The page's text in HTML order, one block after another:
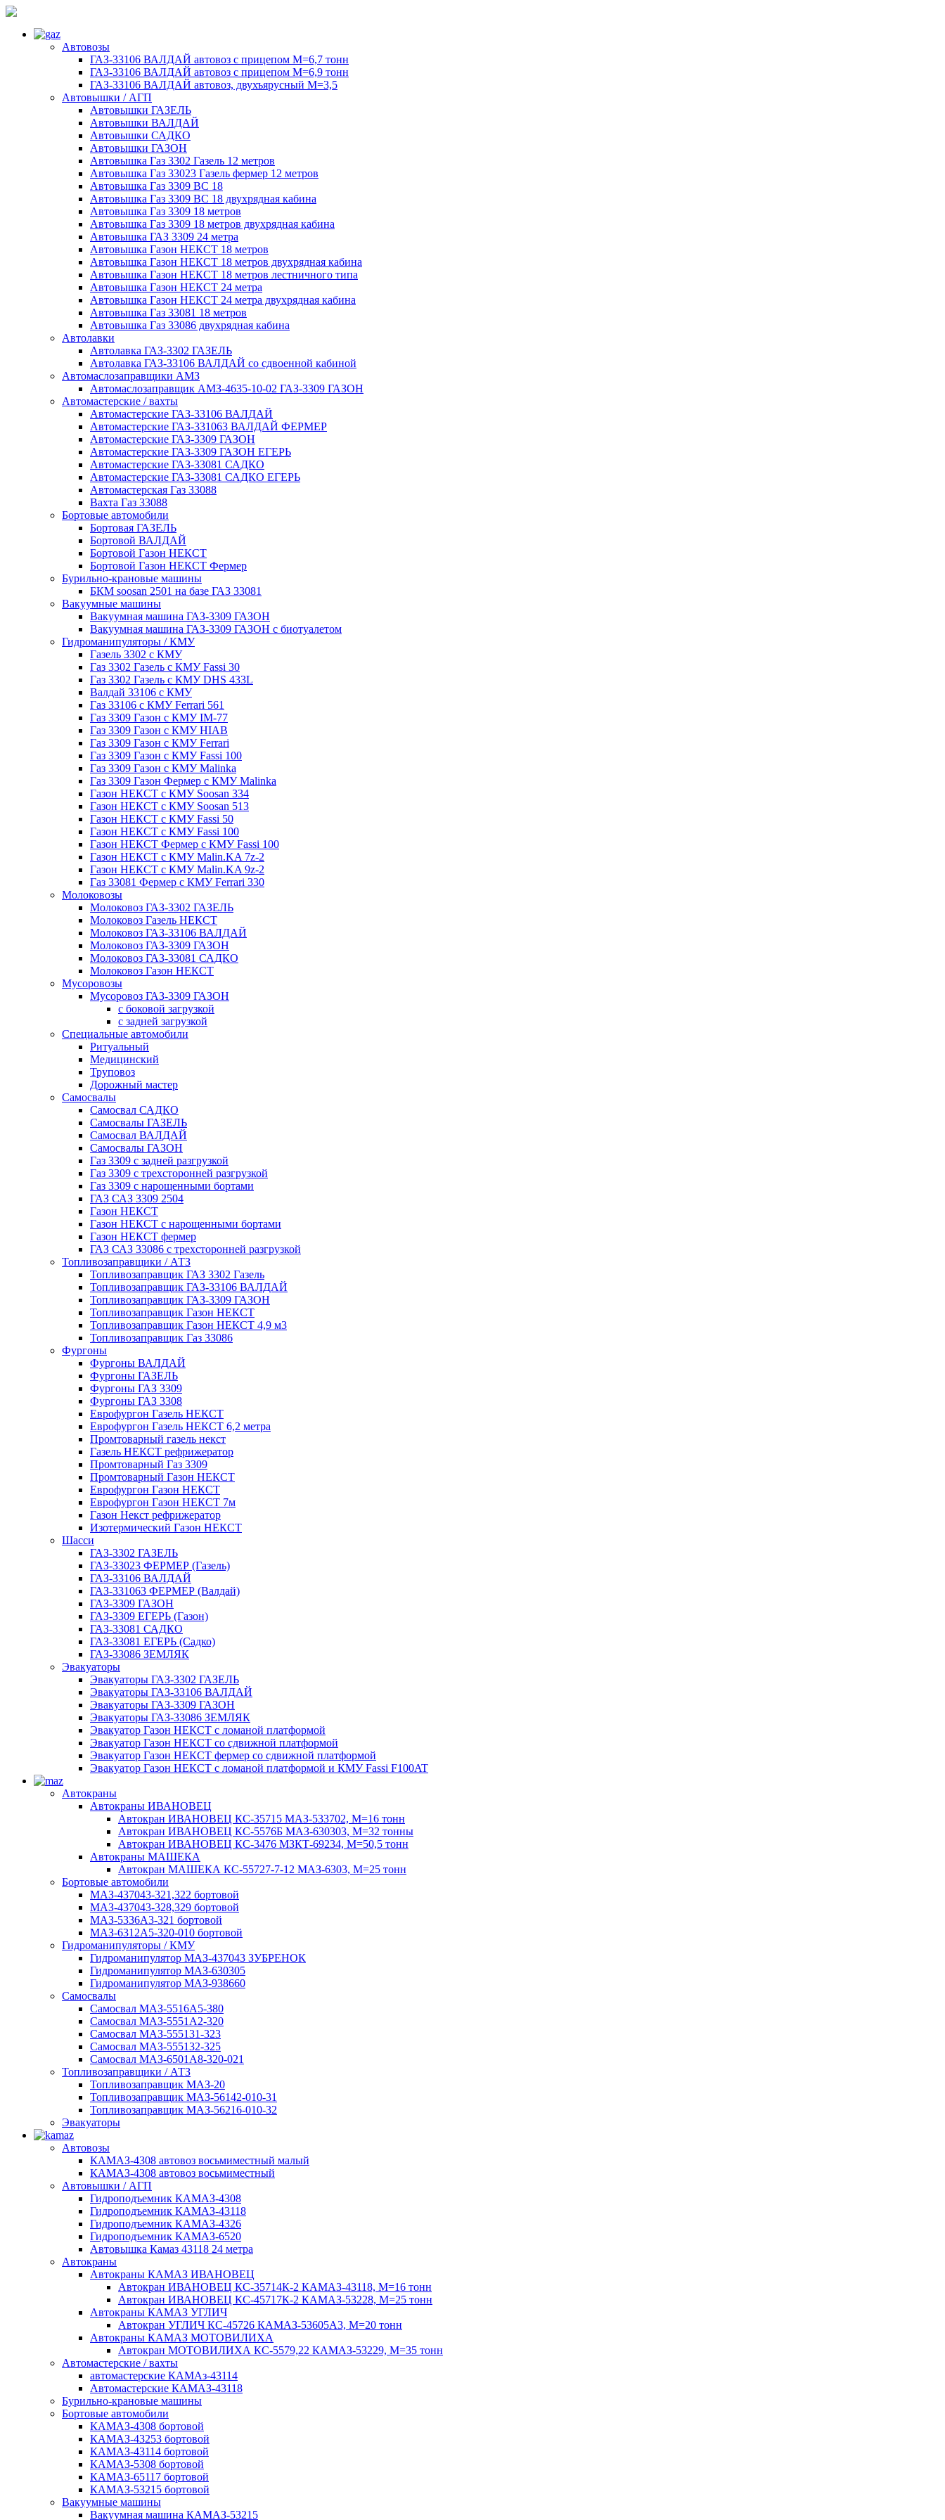
Автовозы
ГАЗ-33106 ВАЛДАЙ автовоз с прицепом М=6,7 тонн
ГАЗ-33106 ВАЛДАЙ автовоз с прицепом М=6,9 тонн
ГАЗ-33106 ВАЛДАЙ автовоз, двухъярусный М=3,5
Автовышки / АГП
Автовышки ГАЗЕЛЬ
Автовышки ВАЛДАЙ
Автовышки САДКО
Автовышки ГАЗОН
Автовышка Газ 3302 Газель 12 метров
Автовышка Газ 33023 Газель фермер 12 метров
Автовышка Газ 3309 ВС 18
Автовышка Газ 3309 ВС 18 двухрядная кабина
Автовышка Газ 3309 18 метров
Автовышка Газ 3309 18 метров двухрядная кабина
Автовышка ГАЗ 3309 24 метра
Автовышка Газон НЕКСТ 18 метров
Автовышка Газон НЕКСТ 18 метров двухрядная кабина
Автовышка Газон НЕКСТ 18 метров лестничного типа
Автовышка Газон НЕКСТ 24 метра
Автовышка Газон НЕКСТ 24 метра двухрядная кабина
Автовышка Газ 33081 18 метров
Автовышка Газ 33086 двухрядная кабина
Автолавки
Автолавка ГАЗ-3302 ГАЗЕЛЬ
Автолавка ГАЗ-33106 ВАЛДАЙ со сдвоенной кабиной
Автомаслозаправщики АМЗ
Автомаслозаправщик АМЗ-4635-10-02 ГАЗ-3309 ГАЗОН
Автомастерские / вахты
Автомастерские ГАЗ-33106 ВАЛДАЙ
Автомастерские ГАЗ-331063 ВАЛДАЙ ФЕРМЕР
Автомастерские ГАЗ-3309 ГАЗОН
Автомастерские ГАЗ-3309 ГАЗОН ЕГЕРЬ
Автомастерские ГАЗ-33081 САДКО
Автомастерские ГАЗ-33081 САДКО ЕГЕРЬ
Автомастерская Газ 33088
Вахта Газ 33088
Бортовые автомобили
Бортовая ГАЗЕЛЬ
Бортовой ВАЛДАЙ
Бортовой Газон НЕКСТ
Бортовой Газон НЕКСТ Фермер
Бурильно-крановые машины
БКМ soosan 2501 на базе ГАЗ 33081
Вакуумные машины
Вакуумная машина ГАЗ-3309 ГАЗОН
Вакуумная машина ГАЗ-3309 ГАЗОН с биотуалетом
Гидроманипуляторы / КМУ
Газель 3302 с КМУ
Газ 3302 Газель с КМУ Fassi 30
Газ 3302 Газель с КМУ DHS 433L
Валдай 33106 с КМУ
Газ 33106 с КМУ Ferrari 561
Газ 3309 Газон с КМУ IM-77
Газ 3309 Газон с КМУ HIAB
Газ 3309 Газон с КМУ Ferrari
Газ 3309 Газон с КМУ Fassi 100
Газ 3309 Газон с КМУ Malinka
Газ 3309 Газон Фермер с КМУ Malinka
Газон НЕКСТ с КМУ Soosan 334
Газон НЕКСТ с КМУ Soosan 513
Газон НЕКСТ с КМУ Fassi 50
Газон НЕКСТ с КМУ Fassi 100
Газон НЕКСТ Фермер с КМУ Fassi 100
Газон НЕКСТ с КМУ Malin.KA 7z-2
Газон НЕКСТ с КМУ Malin.KA 9z-2
Газ 33081 Фермер с КМУ Ferrari 330
Молоковозы
Молоковоз ГАЗ-3302 ГАЗЕЛЬ
Молоковоз Газель НЕКСТ
Молоковоз ГАЗ-33106 ВАЛДАЙ
Молоковоз ГАЗ-3309 ГАЗОН
Молоковоз ГАЗ-33081 САДКО
Молоковоз Газон НЕКСТ
Мусоровозы
Мусоровоз ГАЗ-3309 ГАЗОН
с боковой загрузкой
с задней загрузкой
Специальные автомобили
Ритуальный
Медицинский
Труповоз
Дорожный мастер
Самосвалы
Самосвал САДКО
Самосвалы ГАЗЕЛЬ
Самосвал ВАЛДАЙ
Самосвалы ГАЗОН
Газ 3309 с задней разгрузкой
Газ 3309 с трехсторонней разгрузкой
Газ 3309 с нарощенными бортами
ГАЗ САЗ 3309 2504
Газон НЕКСТ
Газон НЕКСТ с нарощенными бортами
Газон НЕКСТ фермер
ГАЗ САЗ 33086 с трехсторонней разгрузкой
Топливозаправщики / АТЗ
Топливозаправщик ГАЗ 3302 Газель
Топливозаправщик ГАЗ-33106 ВАЛДАЙ
Топливозаправщик ГАЗ-3309 ГАЗОН
Топливозаправщик Газон НЕКСТ
Топливозаправщик Газон НЕКСТ 4,9 м3
Топливозаправщик Газ 33086
Фургоны
Фургоны ВАЛДАЙ
Фургоны ГАЗЕЛЬ
Фургоны ГАЗ 3309
Фургоны ГАЗ 3308
Еврофургон Газель НЕКСТ
Еврофургон Газель НЕКСТ 6,2 метра
Промтоварный газель некст
Газель НЕКСТ рефрижератор
Промтоварный Газ 3309
Промтоварный Газон НЕКСТ
Еврофургон Газон НЕКСТ
Еврофургон Газон НЕКСТ 7м
Газон Некст рефрижератор
Изотермический Газон НЕКСТ
Шасси
ГАЗ-3302 ГАЗЕЛЬ
ГАЗ-33023 ФЕРМЕР (Газель)
ГАЗ-33106 ВАЛДАЙ
ГАЗ-331063 ФЕРМЕР (Валдай)
ГАЗ-3309 ГАЗОН
ГАЗ-3309 ЕГЕРЬ (Газон)
ГАЗ-33081 САДКО
ГАЗ-33081 ЕГЕРЬ (Садко)
ГАЗ-33086 ЗЕМЛЯК
Эвакуаторы
Эвакуаторы ГАЗ-3302 ГАЗЕЛЬ
Эвакуаторы ГАЗ-33106 ВАЛДАЙ
Эвакуаторы ГАЗ-3309 ГАЗОН
Эвакуаторы ГАЗ-33086 ЗЕМЛЯК
Эвакуатор Газон НЕКСТ с ломаной платформой
Эвакуатор Газон НЕКСТ со сдвижной платформой
Эвакуатор Газон НЕКСТ фермер со сдвижной платформой
Эвакуатор Газон НЕКСТ с ломаной платформой и КМУ Fassi F100AT
Автокраны
Автокраны ИВАНОВЕЦ
Автокран ИВАНОВЕЦ КС-35715 МАЗ-533702, М=16 тонн
Автокран ИВАНОВЕЦ КС-5576Б МАЗ-630303, М=32 тонны
Автокран ИВАНОВЕЦ КС-3476 МЗКТ-69234, М=50,5 тонн
Автокраны МАШЕКА
Автокран МАШЕКА КС-55727-7-12 МАЗ-6303, М=25 тонн
Бортовые автомобили
МАЗ-437043-321,322 бортовой
МАЗ-437043-328,329 бортовой
МАЗ-5336А3-321 бортовой
МАЗ-6312А5-320-010 бортовой
Гидроманипуляторы / КМУ
Гидроманипулятор МАЗ-437043 ЗУБРЕНОК
Гидроманипулятор МАЗ-630305
Гидроманипулятор МАЗ-938660
Самосвалы
Самосвал МАЗ-5516А5-380
Самосвал МАЗ-5551А2-320
Самосвал МАЗ-555131-323
Самосвал МАЗ-555132-325
Самосвал МАЗ-6501А8-320-021
Топливозаправщики / АТЗ
Топливозаправщик МАЗ-20
Топливозаправщик МАЗ-56142-010-31
Топливозаправщик МАЗ-56216-010-32
Эвакуаторы
Автовозы
КАМАЗ-4308 автовоз восьмиместный малый
КАМАЗ-4308 автовоз восьмиместный
Автовышки / АГП
Гидроподъемник КАМАЗ-4308
Гидроподъемник КАМАЗ-43118
Гидроподъемник КАМАЗ-4326
Гидроподъемник КАМАЗ-6520
Автовышка Камаз 43118 24 метра
Автокраны
Автокраны КАМАЗ ИВАНОВЕЦ
Автокран ИВАНОВЕЦ КС-35714К-2 КАМАЗ-43118, М=16 тонн
Автокран ИВАНОВЕЦ КС-45717К-2 КАМАЗ-53228, М=25 тонн
Автокраны КАМАЗ УГЛИЧ
Автокран УГЛИЧ КС-45726 КАМАЗ-53605А3, М=20 тонн
Автокраны КАМАЗ МОТОВИЛИХА
Автокран МОТОВИЛИХА КС-5579,22 КАМАЗ-53229, М=35 тонн
Автомастерские / вахты
автомастерские КАМАз-43114
Автомастерские КАМАЗ-43118
Бурильно-крановые машины
Бортовые автомобили
КАМАЗ-4308 бортовой
КАМАЗ-43253 бортовой
КАМАЗ-43114 бортовой
КАМАЗ-5308 бортовой
КАМАЗ-65117 бортовой
КАМАЗ-53215 бортовой
Вакуумные машины
Вакуумная машина КАМАЗ-53215